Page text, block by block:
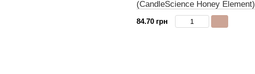
(CandleScience Honey Element)
84.70 грн